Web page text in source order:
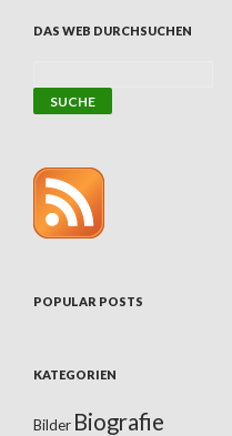
DAS WEB DURCHSUCHEN
POPULAR POSTS
KATEGORIEN
Bilder Biografie